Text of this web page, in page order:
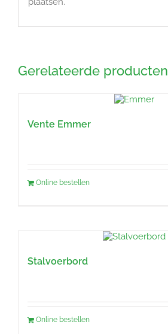
Gerelateerde producten
Vente Emmer
Online bestellen
Stalvoerbord
Online bestellen